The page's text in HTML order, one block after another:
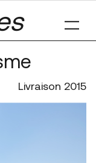
Livraison 2015